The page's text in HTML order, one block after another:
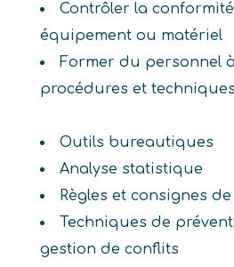
Contrôler la
équipement ou matériel
Former du personnel
procédures et
Outils bureautiques
Analyse statistique
Règles et consignes
Techniques de
gestion de conflits